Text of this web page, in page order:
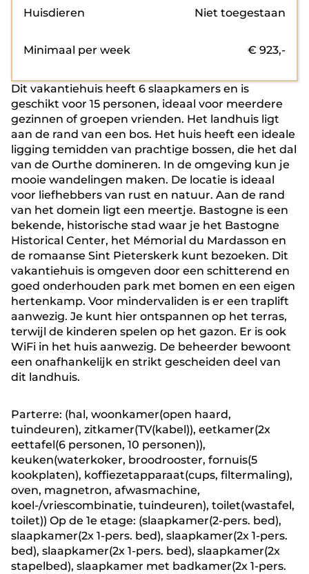
Huisdieren Niet toegestaan
Minimaal per week € 923,-
Dit vakantiehuis heeft 6 slaapkamers en is
geschikt voor 15 personen, ideaal voor meerdere
gezinnen of groepen vrienden. Het landhuis ligt
aan de rand van een bos. Het huis heeft een ideale
ligging temidden van prachtige bossen, die het dal
van de Ourthe domineren. In de omgeving kun je
mooie wandelingen maken. De locatie is ideaal
voor liefhebbers van rust en natuur. Aan de rand
van het domein ligt een meertje. Bastogne is een
bekende, historische stad waar je het Bastogne
Historical Center, het Mémorial du Mardasson en
de romaanse Sint Pieterskerk kunt bezoeken. Dit
vakantiehuis is omgeven door een schitterend en
goed onderhouden park met bomen en een eigen
hertenkamp. Voor mindervaliden is er een traplift
aanwezig. Je kunt hier ontspannen op het terras,
terwijl de kinderen spelen op het gazon. Er is ook
WiFi in het huis aanwezig. De beheerder bewoont
een onafhankelijk en strikt gescheiden deel van
dit landhuis.
Parterre: (hal, woonkamer(open haard,
tuindeuren), zitkamer(TV(kabel)), eetkamer(2x
eettafel(6 personen, 10 personen)),
keuken(waterkoker, broodrooster, fornuis(5
kookplaten), koffiezetapparaat(cups, filtermaling),
oven, magnetron, afwasmachine,
koel-/vriescombinatie, tuindeuren), toilet(wastafel,
toilet)) Op de 1e etage: (slaapkamer(2-pers. bed),
slaapkamer(2x 1-pers. bed), slaapkamer(2x 1-pers.
bed), slaapkamer(2x 1-pers. bed), slaapkamer(2x
stapelbed), slaapkamer met badkamer(2x 1-pers.